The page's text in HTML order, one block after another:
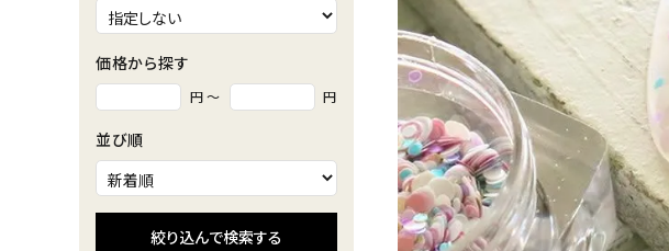
セール特集ページ
価格から探す
円 ～ 円
並び順
絞り込んで検索する